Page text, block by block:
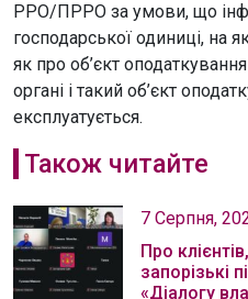
РРО/ПРРО за умови, що
господарської одиниці, на
як про об’єкт
органі і такий об’єкт
експлуатується.
Також читайте
7 Серпня,
Про
запорізькі
«Діалогу